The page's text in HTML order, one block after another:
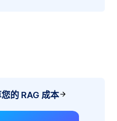
的 RAG 成本